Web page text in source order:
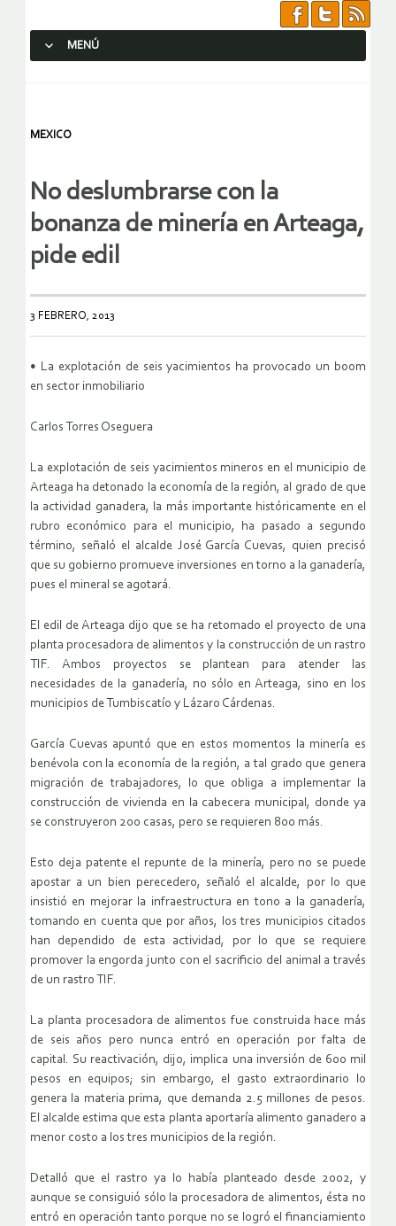
MENÚ
MEXICO
No deslumbrarse con la
bonanza de minería en Arteaga,
pide edil
3 FEBRERO, 2013
• La explotación de seis yacimientos ha provocado un boom
en sector inmobiliario
Carlos Torres Oseguera
La explotación de seis yacimientos mineros en el municipio de
Arteaga ha detonado la economía de la región, al grado de que
la actividad ganadera, la más importante históricamente en el
rubro económico para el municipio, ha pasado a segundo
término, señaló el alcalde José García Cuevas, quien precisó
que su gobierno promueve inversiones en torno a la ganadería,
pues el mineral se agotará.
El edil de Arteaga dijo que se ha retomado el proyecto de una
planta procesadora de alimentos y la construcción de un rastro
TIF. Ambos proyectos se plantean para atender las
necesidades de la ganadería, no sólo en Arteaga, sino en los
municipios de Tumbiscatío y Lázaro Cárdenas.
García Cuevas apuntó que en estos momentos la minería es
benévola con la economía de la región, a tal grado que genera
migración de trabajadores, lo que obliga a implementar la
construcción de vivienda en la cabecera municipal, donde ya
se construyeron 200 casas, pero se requieren 800 más.
Esto deja patente el repunte de la minería, pero no se puede
apostar a un bien perecedero, señaló el alcalde, por lo que
insistió en mejorar la infraestructura en tono a la ganadería,
tomando en cuenta que por años, los tres municipios citados
han dependido de esta actividad, por lo que se requiere
promover la engorda junto con el sacrificio del animal a través
de un rastro TIF.
La planta procesadora de alimentos fue construida hace más
de seis años pero nunca entró en operación por falta de
capital. Su reactivación, dijo, implica una inversión de 600 mil
pesos en equipos; sin embargo, el gasto extraordinario lo
genera la materia prima, que demanda 2.5 millones de pesos.
El alcalde estima que esta planta aportaría alimento ganadero a
menor costo a los tres municipios de la región.
Detalló que el rastro ya lo había planteado desde 2002, y
aunque se consiguió sólo la procesadora de alimentos, ésta no
entró en operación tanto porque no se logró el financiamiento